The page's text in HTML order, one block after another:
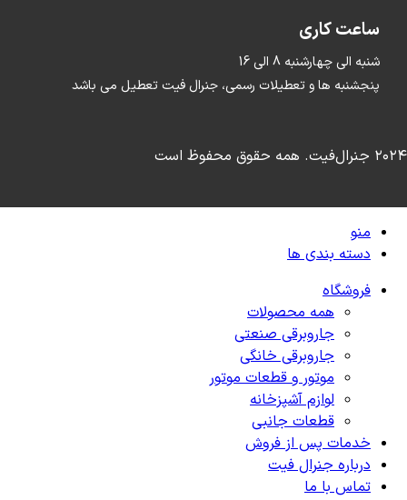
ساعت کاری
شنبه الی چهارشنبه 8 الی 16
پنجشنبه ها و تعطیلات رسمی، جنرال فیت تعطیل می باشد
۲۰۲۴ جنرال‌فیت. همه حقوق محفوظ است
منو
دسته بندی ها
فروشگاه
همه محصولات
جاروبرقی صنعتی
جاروبرقی خانگی
موتور و قطعات موتور
لوازم آشپزخانه
قطعات جانبی
خدمات پس از فروش
درباره جنرال فیت
تماس با ما